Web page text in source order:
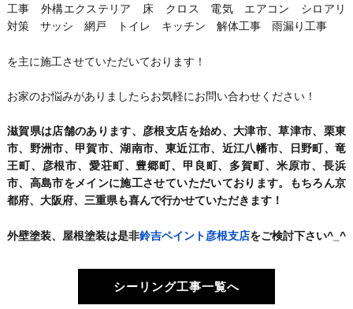
工事 外構エクステリア 床 クロス 電気 エアコン シロアリ
対策 サッシ 網戸 トイレ キッチン 解体工事 雨漏り工事
を主に施工させていただいております！
お家のお悩みがありましたらお気軽にお問い合わせください！
滋賀県は店舗のあります、彦根支店を始め、大津市、草津市、栗東
市、野洲市、甲賀市、湖南市、東近江市、近江八幡市、日野町、竜
王町、彦根市、愛荘町、豊郷町、甲良町、多賀町、米原市、長浜
市、高島市をメインに施工させていただいております。もちろん京
都府、大阪府、三重県も喜んで行かせていただきます！
外壁塗装、屋根塗装は是非鈴吉ペイント彦根支店をご検討下さい^_^
シーリング工事一覧へ